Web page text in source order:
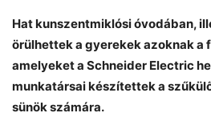
Hat kunszentmiklósi óvodában,
örülhettek a gyerekek azoknak a
amelyeket a Schneider Electric
munkatársai készítettek a
sünök számára.